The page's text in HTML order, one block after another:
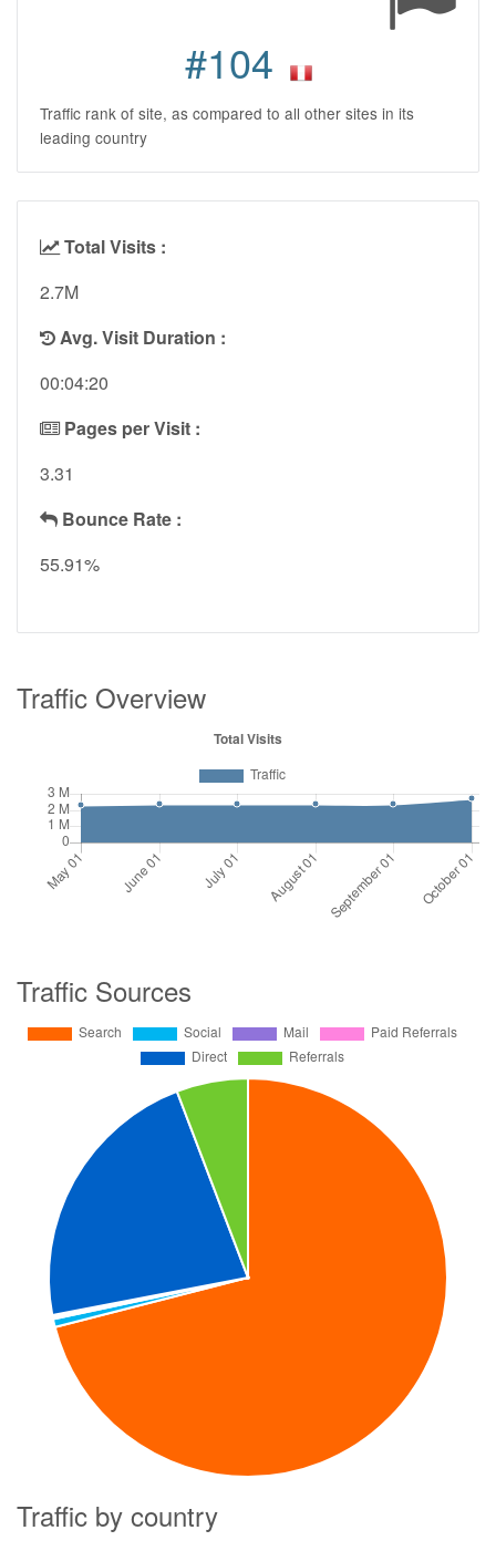
#104
Traffic rank of site, as compared to all other sites in its
leading country
Total Visits :
2.7M
Avg. Visit Duration :
00:04:20
Pages per Visit :
3.31
Bounce Rate :
55.91%
Traffic Overview
Traffic Sources
Traffic by country